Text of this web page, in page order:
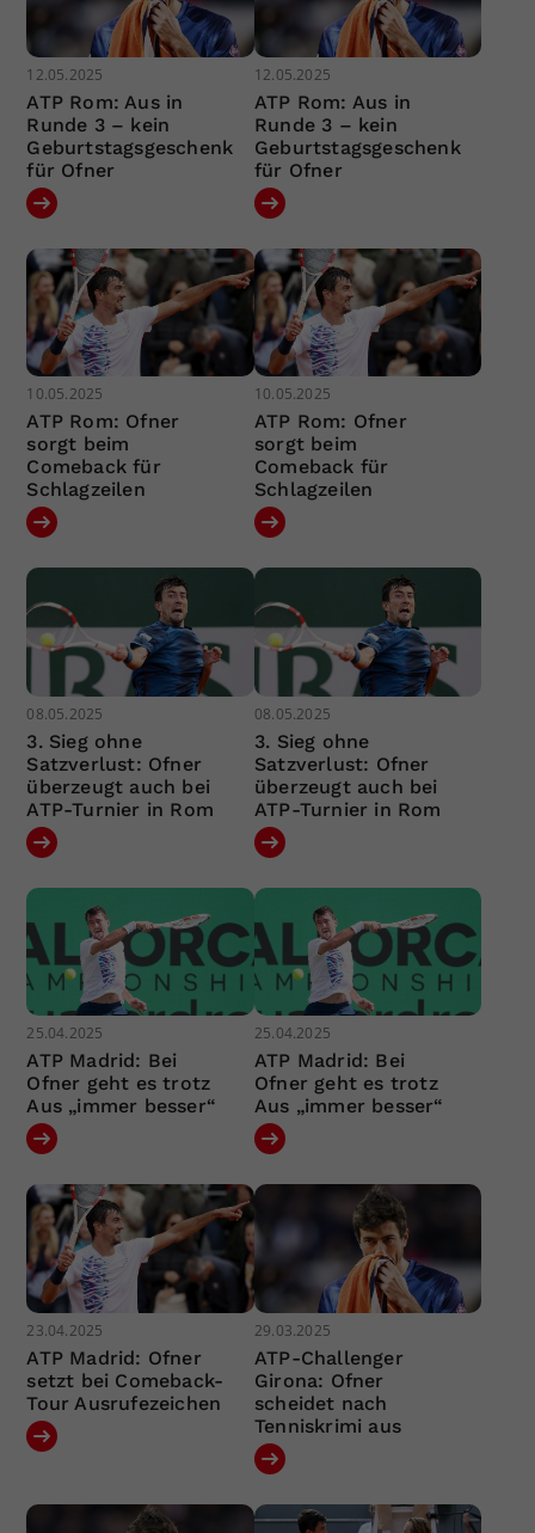
12.05.2025
ATP Rom: Aus in
Runde 3 – kein
Geburtstagsgeschenk
für Ofner
12.05.2025
ATP Rom: Aus in
Runde 3 – kein
Geburtstagsgeschenk
für Ofner
10.05.2025
ATP Rom: Ofner
sorgt beim
Comeback für
Schlagzeilen
10.05.2025
ATP Rom: Ofner
sorgt beim
Comeback für
Schlagzeilen
08.05.2025
3. Sieg ohne
Satzverlust: Ofner
überzeugt auch bei
ATP-Turnier in Rom
08.05.2025
3. Sieg ohne
Satzverlust: Ofner
überzeugt auch bei
ATP-Turnier in Rom
25.04.2025
ATP Madrid: Bei
Ofner geht es trotz
Aus „immer besser“
25.04.2025
ATP Madrid: Bei
Ofner geht es trotz
Aus „immer besser“
23.04.2025
ATP Madrid: Ofner
setzt bei Comeback-
Tour Ausrufezeichen
29.03.2025
ATP-Challenger
Girona: Ofner
scheidet nach
Tenniskrimi aus